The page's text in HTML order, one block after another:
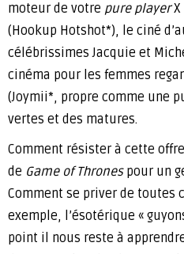
moteur de votre pure playerX
(Hookup Hotshot*), le ciné
célébrissimes Jacquie et
cinéma pour les femmes
(Joymii*, propre comme une
vertes et des matures.
Comment résister à cette
de Game of Thronespour un
Comment se priver de toutes
exemple, l’ésotérique «
point il nous reste à